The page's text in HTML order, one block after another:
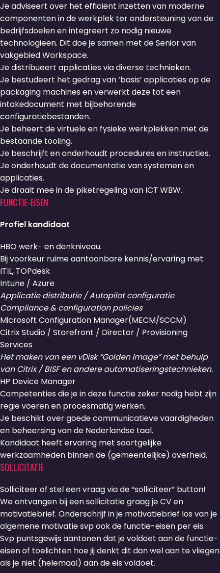
Je adviseert over het efficiënt inzetten van moderne
componenten in de werkplek ter ondersteuning van de
bedrijfsdoelen en integreert zo nodig nieuwe
technologieën. Dit doe je samen met de Senior van
vakgebied Workspace.
Je distribueert applicaties via diverse technieken.
Je bestudeert het gedrag van ‘basis’ applicaties op de
packaging machines en verwerkt deze tot een
intakedocument met bijbehorende
configuratiebestanden.
Je beheert de virtuele en fysieke werkplekken met de
bestaande tooling.
Je beschrijft en onderhoudt procedures en instructies.
Je onderhoudt de documentatie van systemen en
applicaties.
Je draait mee in de piketregeling van ICT WBW.
FUNCTIE-EISEN
Profiel kandidaat
HBO werk- en denkniveau.
Bij voorkeur ruime aantoonbare kennis/ervaring met:
ITIL, TOPdesk
Intune / Azure
Applicatie distributie / Autopilot configuratie
Compliance & configuration policies
Microsoft Configuration Manager(MECM/SCCM)
Citrix Studio / Storefront / Director / Provisioning
Services
Het maken van een vDisk “Golden Image” met behulp
van Citrix / BISF en andere automatiseringstechnieken.
HP Device Manager
Competenties die je in deze functie zeker nodig hebt zijn
regie voeren en procesmatig werken.
Je beschikt over goede communicatieve vaardigheden
en beheersing van de Nederlandse taal.
Kandidaat heeft ervaring met soortgelijke
werkzaamheden binnen de (gemeentelijke) overheid.
SOLLICITATIE
Solliciteer of stel een vraag via de “solliciteer” button!
We ontvangen bij een sollicitatie graag je CV en
motivatiebrief. Onderschrijf in je motivatiebrief los van je
algemene motivatie svp ook de functie-eisen per eis.
Svp puntsgewijs aantonen dat je voldoet aan de functie-
eisen of toelichten hoe jij denkt dit dan wel aan te vliegen
als je niet (helemaal) aan de eis voldoet.